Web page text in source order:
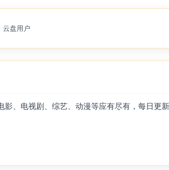
云盘用户
、电视剧、综艺、动漫等应有尽有，每日更